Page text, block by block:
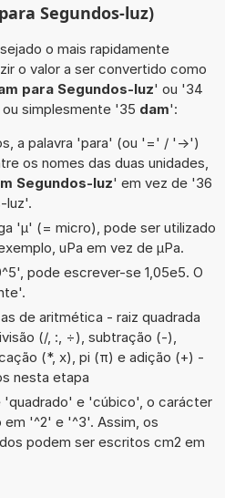
Segundos-luz)
o mais rapidamente
o valor a ser convertido como
para Segundos-luz' ou '34
simplesmente '35 dam':
a palavra 'para' (ou '=' / '->')
os nomes das duas unidades,
Segundos-luz' em vez de '36
luz'.
'µ' (= micro), pode ser utilizado
uPa em vez de µPa.
pode escrever-se 1,05e5. O
de aritmética - raiz quadrada
(/, :, ÷), subtração (-),
(*, x), pi (π) e adição (+) -
nesta etapa
'quadrado' e 'cúbico', o carácter
'^2' e '^3'. Assim, os
podem ser escritos cm2 em